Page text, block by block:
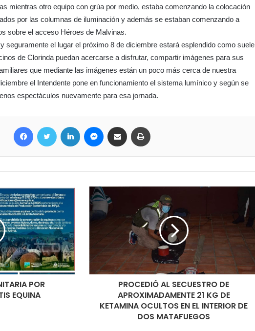
mientras otro equipo con grúa por medio, estaba comenzando la colocación
por las columnas de iluminación y además se estaban comenzando a
sobre el acceso Héroes de Malvinas.
seguramente el lugar el próximo 8 de diciembre estará esplendido como suele
de Clorinda puedan acercarse a disfrutar, compartir imágenes para sus
que mediante las imágenes están un poco más cerca de nuestra
el Intendente pone en funcionamiento el sistema lumínico y según se
espectáculos nuevamente para esa jornada.
Facebook Twitter LinkedIn MessengerCompartir por correo electrónico
POR
EQUINA
PROCEDIÓ AL SECUESTRO DE
APROXIMADAMENTE 21 KG DE
KETAMINA OCULTOS EN EL INTERIOR DE
DOS MATAFUEGOS